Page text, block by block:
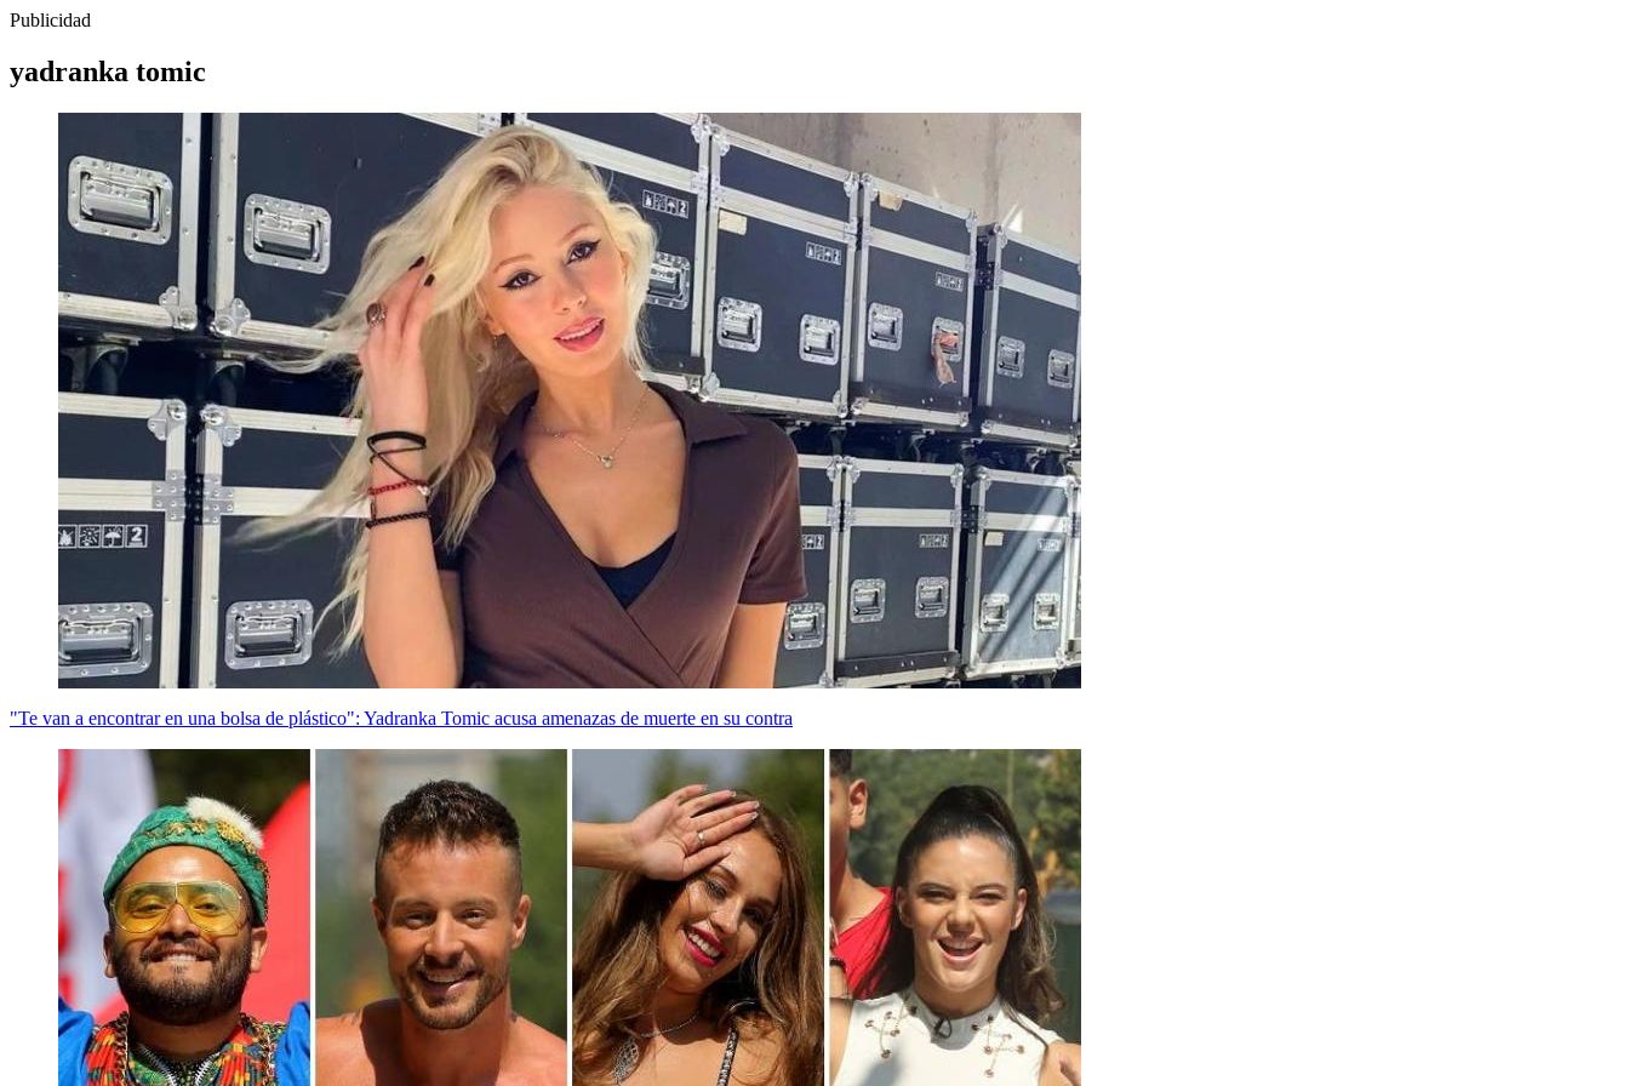
Publicidad
yadranka tomic
"Te van a encontrar en una bolsa de plástico": Yadranka Tomic acusa amenazas de muerte en su contra